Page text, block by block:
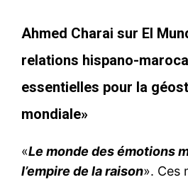
Ahmed Charai sur El
relations hispano-
essentielles pour la
mondiale»
«Le monde des émotions
l’empire de la raison». Ces